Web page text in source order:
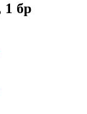
1 бр